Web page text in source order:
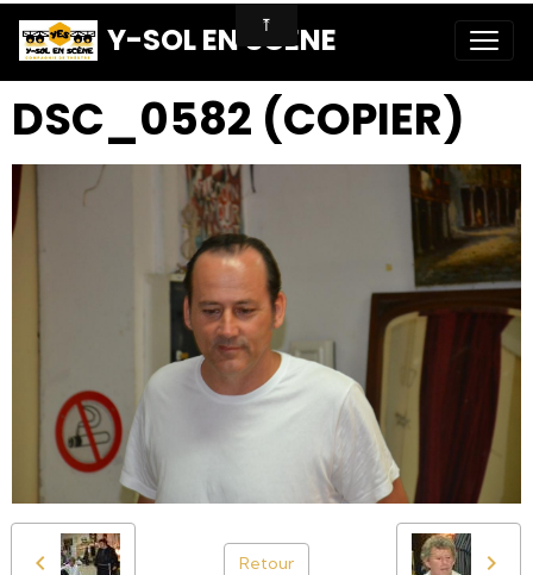
Y-SOL EN SCENE
DSC_0582 (COPIER)
Retour